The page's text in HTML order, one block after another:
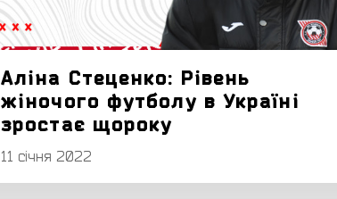
Аліна Стеценко: Рівень
жіночого футболу в Україні
зростає щороку
11 січня 2022